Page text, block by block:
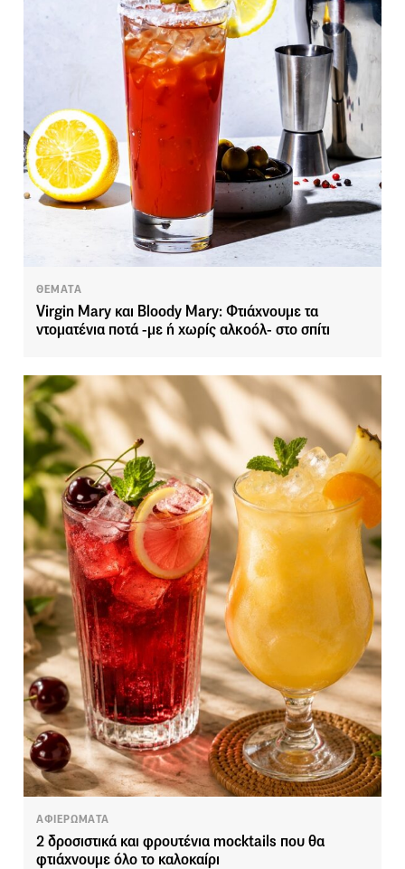
ΘΕΜΑΤΑ
Virgin Mary και Bloody Mary: Φτιάχνουμε τα
ντοματένια ποτά -με ή χωρίς αλκοόλ- στο σπίτι
ΑΦΙΕΡΩΜΑΤΑ
2 δροσιστικά και φρουτένια mocktails που θα
φτιάχνουμε όλο το καλοκαίρι